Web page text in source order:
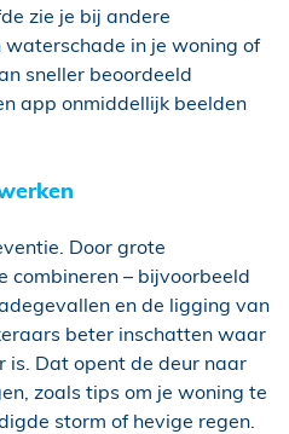
zie je bij andere
waterschade in je woning of
sneller beoordeeld
app onmiddellijk beelden
Door grote
combineren – bijvoorbeeld
en de ligging van
beter inschatten waar
is. Dat opent de deur naar
zoals tips om je woning te
storm of hevige regen.